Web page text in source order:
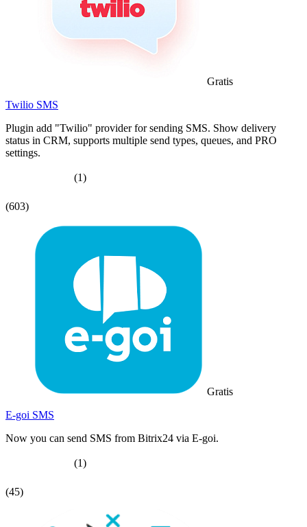
Gratis
Twilio SMS
Plugin add "Twilio" provider for sending SMS. Show delivery
status in CRM, supports multiple send types, queues, and PRO
settings.
(1)
(603)
Gratis
E-goi SMS
Now you can send SMS from Bitrix24 via E-goi.
(1)
(45)